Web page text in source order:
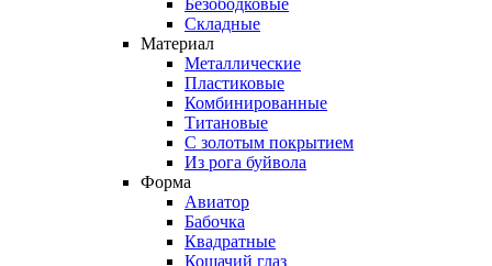
Безободковые
Складные
Материал
Металлические
Пластиковые
Комбинированные
Титановые
С золотым покрытием
Из рога буйвола
Форма
Авиатор
Бабочка
Квадратные
Кошачий глаз